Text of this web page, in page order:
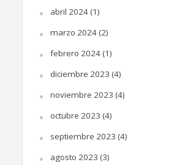
abril 2024(1)
marzo 2024(2)
febrero 2024(1)
diciembre 2023 (4)
noviembre 2023 (4)
octubre 2023 (4)
septiembre 2023 (4)
agosto 2023 (3)